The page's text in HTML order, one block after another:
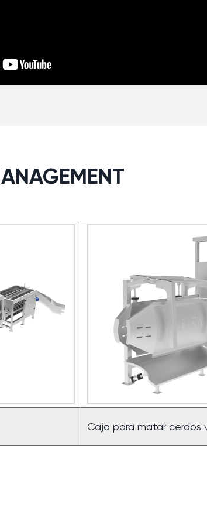
Caja para matar cerdos